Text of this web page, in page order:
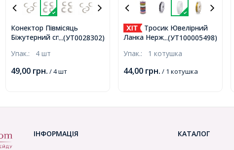
...(УТ0028302)
Конектор Півмісяць
Біжутерний сплав, 2
37х8х2мм, Отвір 1-3мм,
Упак.: 4 шт
49,00 грн. / 4 шт
...(УТ100005498)
Тросик Ювелірний
Ланка Нержавічюча Сталь
0.45мм, близько 10м/
Упак.: 1 котушка
44,00 грн. / 1 котушка
ІНФОРМАЦІЯ КАТАЛОГ